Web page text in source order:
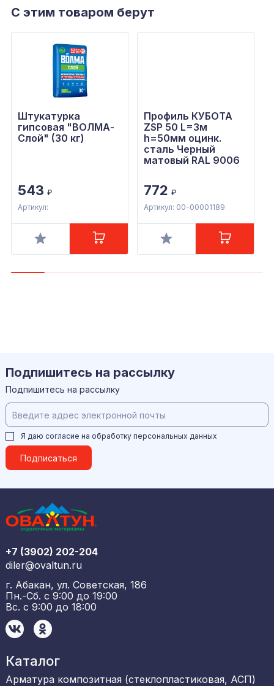
С этим товаром берут
Штукатурка
гипсовая "ВОЛМА-
Слой" (30 кг)
543 ₽
Артикул:
Профиль КУБОТА
ZSP 50 L=3м
h=50мм оцинк.
сталь Черный
матовый RAL 9006
772 ₽
Артикул: 00-00001189
Подпишитесь на рассылку
Подпишитесь на рассылку
Я даю согласие на обработку персональных данных
Подписаться
Каталог
Арматура композитная (стеклопластиковая, АСП)
г. Абакан, ул. Советская, 186
Пн.-Сб. с 9:00 до 19:00
Вс. с 9:00 до 18:00
+7 (3902) 202-204
diler@ovaltun.ru